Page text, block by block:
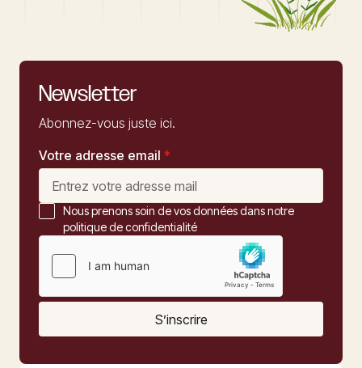
Newsletter
Abonnez-vous juste ici.
Votre adresse email *
Nous prenons soin de vos données dans notre
politique de confidentialité
S’inscrire